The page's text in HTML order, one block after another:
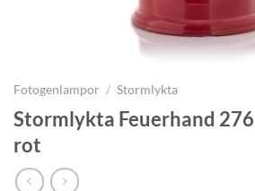
Fotogenlampor / Stormlykta
Stormlykta Feuerhand
rot